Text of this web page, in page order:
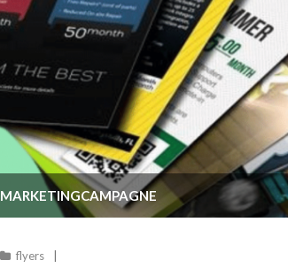
flyers